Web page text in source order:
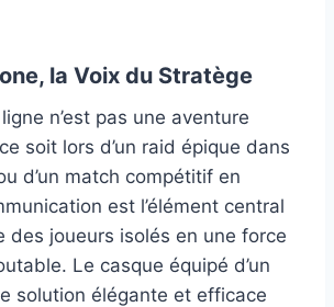
la Voix du Stratège
n’est pas une aventure
soit lors d’un raid épique dans
d’un match compétitif en
est l’élément central
des joueurs isolés en une force
Le casque équipé d’un
solution élégante et efficace